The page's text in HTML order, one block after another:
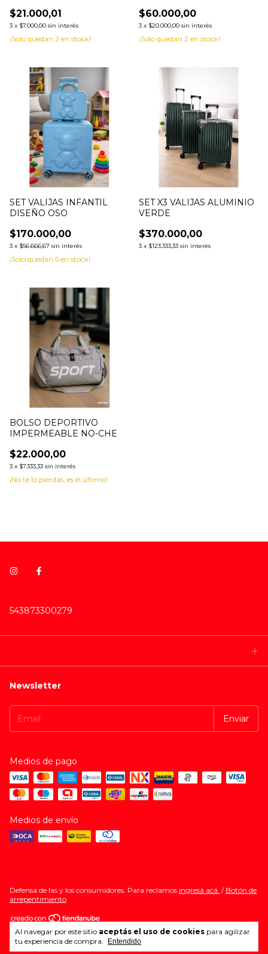
Al navegar por este sitio aceptás el uso de cookies para agilizar
tu experiencia de compra.
Entendido
$21.000,01
3 x $7.000,00 sin interés
¡Solo quedan 2 en stock!
$60.000,00
3 x $20.000,00 sin interés
¡Solo quedan 2 en stock!
SET VALIJAS INFANTIL
DISEÑO OSO
$170.000,00
3 x $56.666,67 sin interés
¡Solo quedan 5 en stock!
SET X3 VALIJAS ALUMINIO
VERDE
$370.000,00
3 x $123.333,33 sin interés
BOLSO DEPORTIVO
IMPERMEABLE NO-CHE
$22.000,00
3 x $7.333,33 sin interés
¡No te lo pierdas, es el último!
543873300279
Newsletter
Medios de pago
Medios de envío
Defensa de las y los consumidores. Para reclamos ingresá acá. / Botón de
arrepentimiento
Copyright PRECIO WOW - 2026. Todos los derechos reservados.